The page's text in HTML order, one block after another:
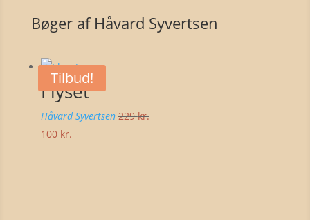
Bøger af Håvard Syvertsen
Tilbud!
I lyset
Håvard Syvertsen229kr.
Den
100 kr.Den